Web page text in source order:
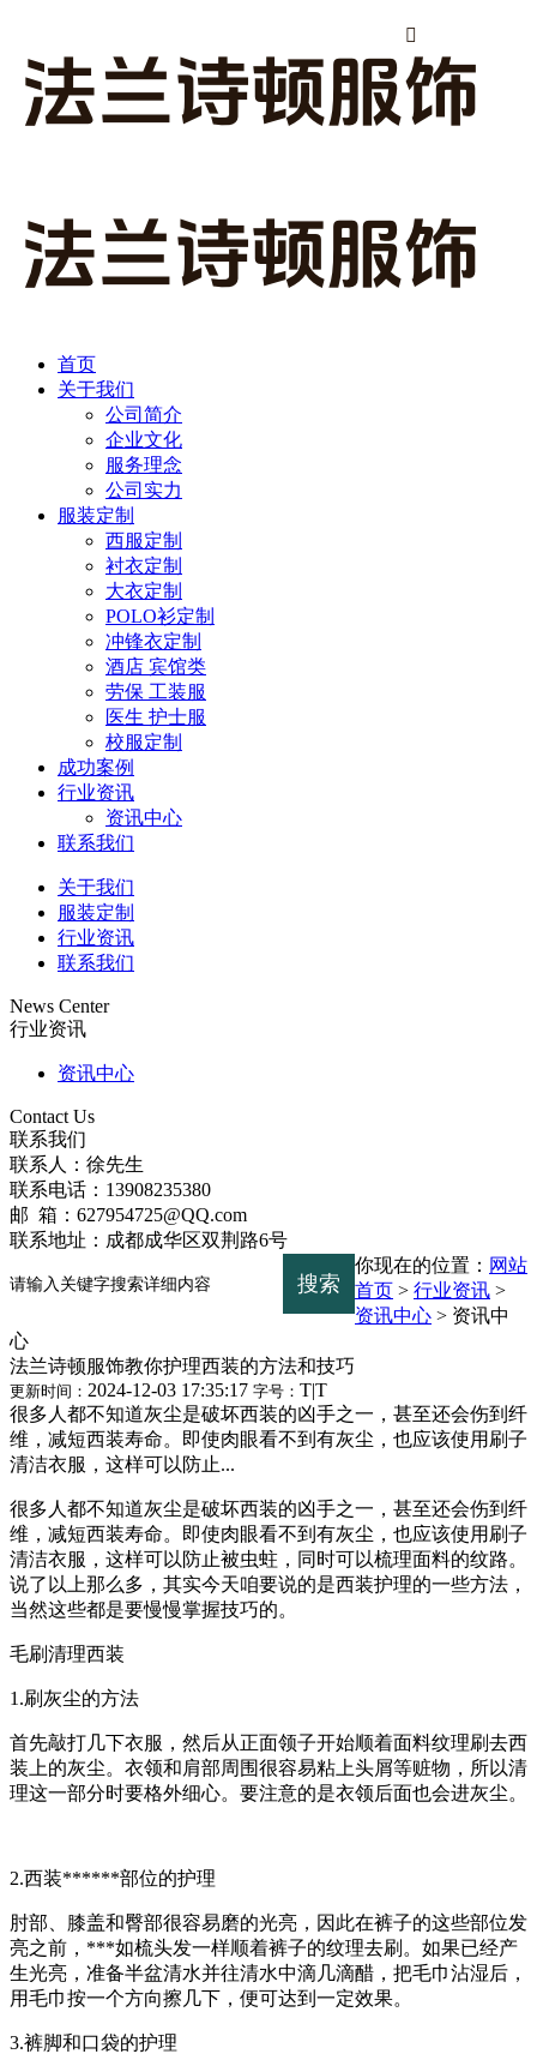

首页
关于我们
公司简介
企业文化
服务理念
公司实力
服装定制
西服定制
衬衣定制
大衣定制
POLO衫定制
冲锋衣定制
酒店 宾馆类
劳保 工装服
医生 护士服
校服定制
成功案例
行业资讯
资讯中心
联系我们
关于我们
服装定制
行业资讯
联系我们
News Center
行业资讯
资讯中心
Contact Us
联系我们
联系人：徐先生
联系电话：13908235380
邮 箱：627954725@QQ.com
联系地址：成都成华区双荆路6号
你现在的位置： 网站
首页 > 行业资讯 >
资讯中心 > 资讯中
心
法兰诗顿服饰教你护理西装的方法和技巧
更新时间： 2024-12-03 17:35:17 字号： T|T
很多人都不知道灰尘是破坏西装的凶手之一，甚至还会伤到纤
维，减短西装寿命。即使肉眼看不到有灰尘，也应该使用刷子
清洁衣服，这样可以防止...
很多人都不知道灰尘是破坏西装的凶手之一，甚至还会伤到纤
维，减短西装寿命。即使肉眼看不到有灰尘，也应该使用刷子
清洁衣服，这样可以防止被虫蛀，同时可以梳理面料的纹路。
说了以上那么多，其实今天咱要说的是西装护理的一些方法，
当然这些都是要慢慢掌握技巧的。
毛刷清理西装
1.刷灰尘的方法
首先敲打几下衣服，然后从正面领子开始顺着面料纹理刷去西
装上的灰尘。衣领和肩部周围很容易粘上头屑等赃物，所以清
理这一部分时要格外细心。要注意的是衣领后面也会进灰尘。
2.西装******部位的护理
肘部、膝盖和臀部很容易磨的光亮，因此在裤子的这些部位发
亮之前，***如梳头发一样顺着裤子的纹理去刷。如果已经产
生光亮，准备半盆清水并往清水中滴几滴醋，把毛巾沾湿后，
用毛巾按一个方向擦几下，便可达到一定效果。
3.裤脚和口袋的护理